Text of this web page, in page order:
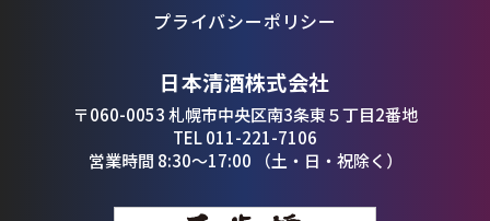
プライバシーポリシー
日本清酒株式会社
〒060-0053 札幌市中央区南3条東５丁目2番地
TEL 011-221-7106
営業時間 8:30〜17:00 （土・日・祝除く）